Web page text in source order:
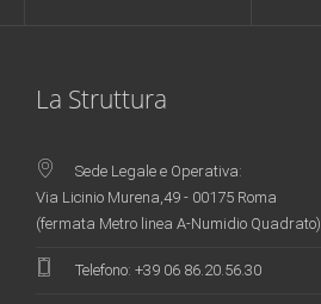
La Struttura
Sede Legale e Operativa:
Via Licinio Murena,49 - 00175 Roma
(fermata Metro linea A-Numidio Quadrato)
Telefono: +39 06 86.20.56.30